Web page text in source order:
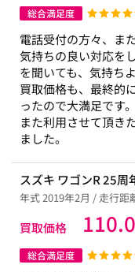
総合満足度
電話受付の方々、ま
気持ちの良い対応を
を聞いても、気持ち
買取価格も、最終的
ったので大満足です。
また利用させて頂き
ました。
スズキ ワゴンR 25周
年式 2019年2月 / 走行距
買取価格 110.0
総合満足度